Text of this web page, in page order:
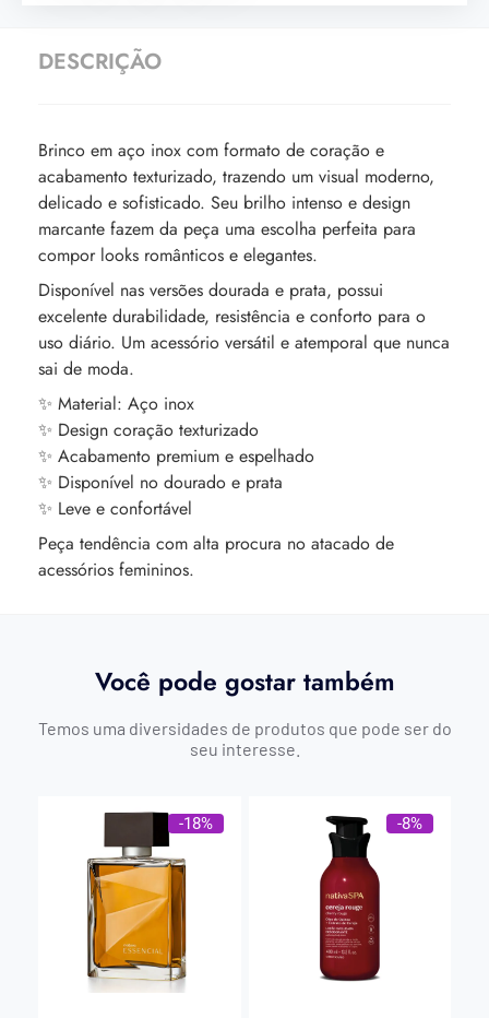
DESCRIÇÃO
Brinco em aço inox com formato de coração e
acabamento texturizado, trazendo um visual moderno,
delicado e sofisticado. Seu brilho intenso e design
marcante fazem da peça uma escolha perfeita para
compor looks românticos e elegantes.
Disponível nas versões dourada e prata, possui
excelente durabilidade, resistência e conforto para o
uso diário. Um acessório versátil e atemporal que nunca
sai de moda.
✨ Material: Aço inox
✨ Design coração texturizado
✨ Acabamento premium e espelhado
✨ Disponível no dourado e prata
✨ Leve e confortável
Peça tendência com alta procura no atacado de
acessórios femininos.
Você pode gostar também
Temos uma diversidades de produtos que pode ser do
seu interesse.
-18% -8%